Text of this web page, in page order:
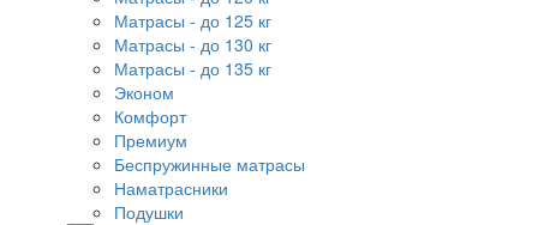
Матрасы - до 125 кг
Матрасы - до 130 кг
Матрасы - до 135 кг
Эконом
Комфорт
Премиум
Беспружинные матрасы
Наматрасники
Подушки